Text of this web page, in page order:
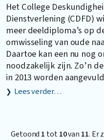
Het College
Dienstverlening (CDFD)
meer deeldiploma’s op
omwisseling van oude
Daartoe kan een nu nog
noodzakelijk zijn. Zo’n
in 2013 worden
Lees verder…
Getoond 1 tot10van 11. Er